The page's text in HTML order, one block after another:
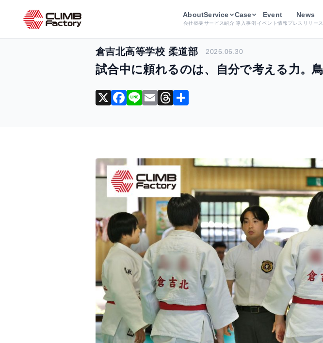
About
会社概要
Service
サービス紹介
Case
導入事例
Event
イベント情報
News
プレスリリース
試合中に頼れるのは、自分で考える力。鳥
倉吉北高等学校 柔道部 2026.06.30
試合中に頼れるのは、自分で考える力。
X F
b
o
o
Li E T
d
s